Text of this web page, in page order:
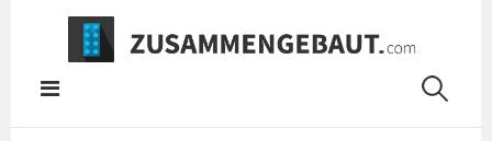
Springe
Inhalt